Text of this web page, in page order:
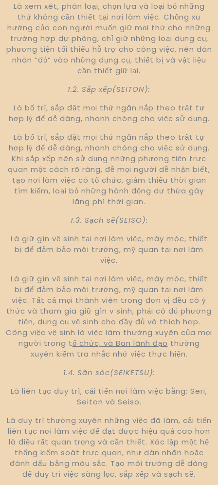
Là xem xét, phân loại, chọn lựa và loại bỏ những
thứ không cần thiết tại nơi làm việc. Chống xu
hướng của con người muốn giữ mọi thứ cho những
trường hợp dự phòng, chỉ giữ những loại dụng cụ,
phương tiện tối thiểu hỗ trợ cho công việc, nên dán
nhãn “đỏ” vào những dụng cụ, thiết bị và vật liệu
cần thiết giữ lại.
1.2. Sắp xếp(SEITON):
Là bố trí, sắp đặt mọi thứ ngăn nắp theo trật tự
hợp lý để dễ dàng, nhanh chóng cho việc sử dụng.
Là bố trí, sắp đặt mọi thứ ngăn nắp theo trật tự
hợp lý để dễ dàng, nhanh chóng cho việc sử dụng.
Khi sắp xếp nên sử dụng những phương tiện trực
quan một cách rõ ràng, đễ mọi người dễ nhận biết,
tạo nơi làm việc có tổ chức, giảm thiểu thời gian
tìm kiếm, loại bỏ những hành động dư thừa gây
lãng phí thời gian.
1.3. Sạch sẽ(SEISO):
Là giữ gìn vệ sinh tại nơi làm việc, máy móc, thiết
bị để đảm bảo môi trường, mỹ quan tại nơi làm
việc.
Là giữ gìn vệ sinh tại nơi làm việc, máy móc, thiết
bị để đảm bảo môi trường, mỹ quan tại nơi làm
việc. Tất cả mọi thành viên trong đơn vị đều có ý
thức và tham gia giữ gìn v sinh, phải có đủ phương
tiện, dụng cụ vệ sinh cho đầy đủ và thích hợp.
Công việc vệ sinh là việc làm thường xuyên của mọi
người trong tổ chức, và Ban lãnh đạo thường
xuyên kiểm tra nhắc nhở việc thực hiện.
1.4. Săn sóc(SEIKETSU):
Là liên tục duy trì, cải tiến nơi làm việc bằng: Seri,
Seiton và Seiso.
Là duy trì thường xuyên những việc đã làm, cải tiến
liên tục nơi làm việc để đạt được hiệu quả cao hơn
là điều rất quan trọng và cần thiết. Xác lập một hệ
thống kiểm soát trực quan, như dán nhãn hoặc
đánh dấu bằng màu sắc. Tạo môi trường dễ dàng
để duy trì việc sàng lọc, sắp xếp và sạch sẽ.